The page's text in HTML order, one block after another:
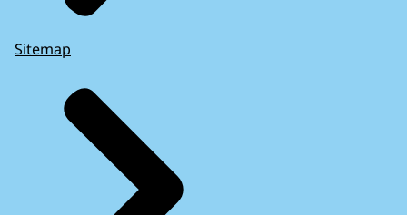
Sitemap